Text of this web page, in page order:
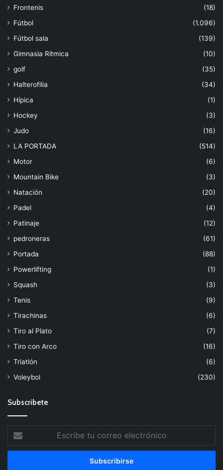
Frontenis
(18)
Fútbol
(1.096)
Fútbol sala
(139)
Gimnasia Rítmica
(10)
golf
(35)
Halterofilia
(34)
Hípica
(1)
Hockey
(3)
Judo
(16)
LA PORTADA
(514)
Motor
(6)
Mountain Bike
(3)
Natación
(20)
Padel
(4)
Patinaje
(12)
pedroneras
(61)
Portada
(88)
Powerlifting
(1)
Squash
(3)
Tenis
(9)
Tirachinas
(6)
Tiro al Plato
(7)
Tiro con Arco
(16)
Triatlón
(6)
Voleybol
(230)
Subscribete
tu
correo